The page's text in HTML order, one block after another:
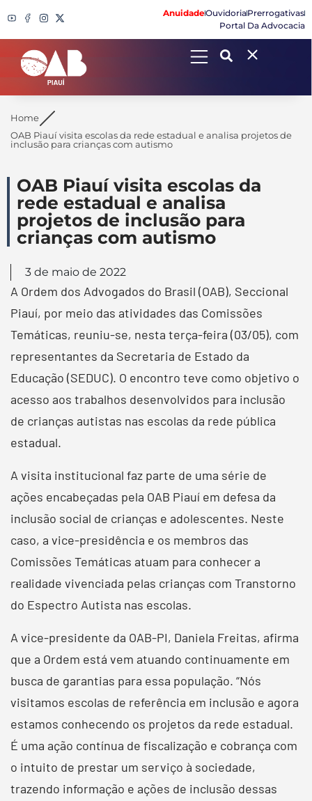
AnuidadeOuvidoriaPrerrogativas
Portal Da Advocacia
Search
Home
OAB Piauí visita escolas da rede estadual e analisa projetos de
inclusão para crianças com autismo
OAB Piauí visita escolas da
rede estadual e analisa
projetos de inclusão para
crianças com autismo
3 de maio de 2022
A Ordem dos Advogados do Brasil (OAB), Seccional
Piauí, por meio das atividades das Comissões
Temáticas, reuniu-se, nesta terça-feira (03/05), com
representantes da Secretaria de Estado da
Educação (SEDUC). O encontro teve como objetivo o
acesso aos trabalhos desenvolvidos para inclusão
de crianças autistas nas escolas da rede pública
estadual.
A visita institucional faz parte de uma série de
ações encabeçadas pela OAB Piauí em defesa da
inclusão social de crianças e adolescentes. Neste
caso, a vice-presidência e os membros das
Comissões Temáticas atuam para conhecer a
realidade vivenciada pelas crianças com Transtorno
do Espectro Autista nas escolas.
A vice-presidente da OAB-PI, Daniela Freitas, afirma
que a Ordem está vem atuando continuamente em
busca de garantias para essa população. “Nós
visitamos escolas de referência em inclusão e agora
estamos conhecendo os projetos da rede estadual.
É uma ação contínua de fiscalização e cobrança com
o intuito de prestar um serviço à sociedade,
trazendo informação e ações de inclusão dessas